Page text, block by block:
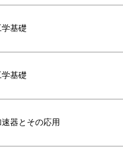
基礎
学基礎
器とその応用